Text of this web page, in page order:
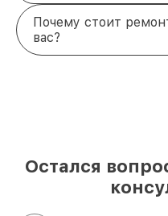
Почему стоит
вас?
Остался